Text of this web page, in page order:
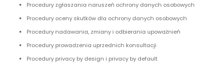
Procedury zgłaszania naruszeń ochrony danych osobowych
Procedury oceny skutków dla ochrony danych osobowych
Procedury nadawania, zmiany i odbierania upoważnień
Procedury prowadzenia uprzednich konsultacji
Procedury privacy by design i privacy by default